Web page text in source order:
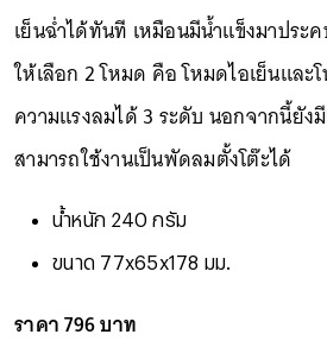
เย็นฉ่ำได้ทันที เหมือนมีน้ำแข็งมาประ
ให้เลือก 2 โหมด คือ โหมดไอเย็นและ
ความแรงลมได้ 3 ระดับ นอกจากนี้ยัง
สามารถใช้งานเป็นพัดลมตั้งโต๊ะได้
น้ำหนัก 240 กรัม
ขนาด 77x65x178 มม.
ราคา 796 บาท